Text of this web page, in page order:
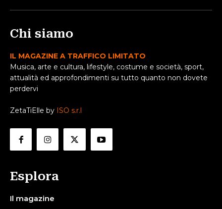
Chi siamo
IL MAGAZINE A TRAFFICO LIMITATO
Musica, arte e cultura, lifestyle, costume e società, sport,
attualità ed approfondimenti su tutto quanto non dovete
perdervi
ZetaTiElle by ISO s.r.l
Esplora
Il magazine